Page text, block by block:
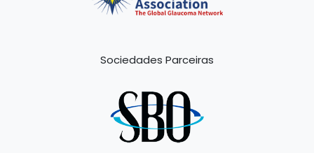
Sociedades Parceiras